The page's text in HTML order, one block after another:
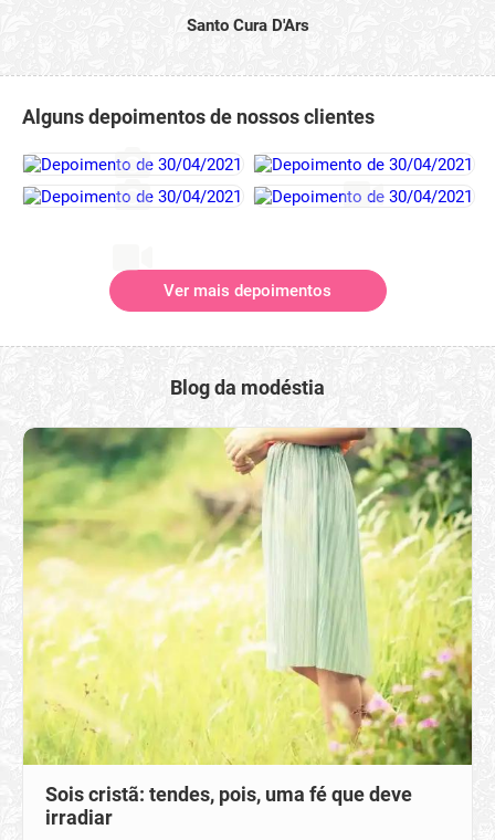
Santo Cura D'Ars
Alguns depoimentos de nossos clientes
Ver mais depoimentos
Blog da modéstia
Sois cristã: tendes, pois, uma fé que deve
irradiar